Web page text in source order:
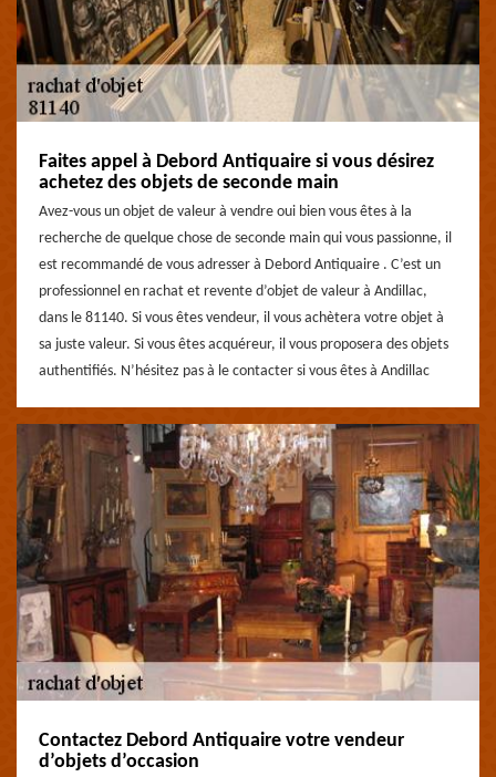
Faites appel à Debord Antiquaire si vous désirez
achetez des objets de seconde main
Avez-vous un objet de valeur à vendre oui bien vous êtes à la
recherche de quelque chose de seconde main qui vous passionne, il
est recommandé de vous adresser à Debord Antiquaire . C’est un
professionnel en rachat et revente d’objet de valeur à Andillac,
dans le 81140. Si vous êtes vendeur, il vous achètera votre objet à
sa juste valeur. Si vous êtes acquéreur, il vous proposera des objets
authentifiés. N’hésitez pas à le contacter si vous êtes à Andillac
Contactez Debord Antiquaire votre vendeur
d’objets d’occasion